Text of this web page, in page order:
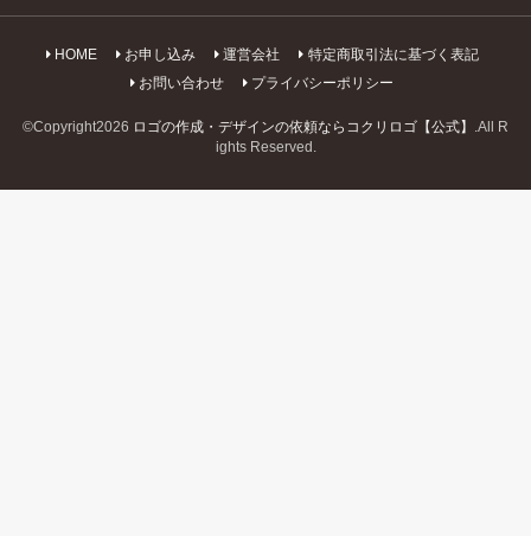
HOME お申し込み 運営会社
特定商取引法に基づく表記
お問い合わせ
プライバシーポリシー
©Copyright2026 ロゴの作成・デザインの依頼ならコクリロゴ【公式】 .All R
ights Reserved.